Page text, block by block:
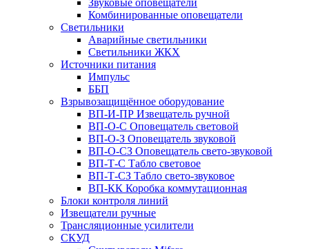
Звуковые оповещатели
Комбинированные оповещатели
Светильники
Аварийные светильники
Светильники ЖКХ
Источники питания
Импульс
ББП
Взрывозащищённое оборудование
ВП-И-ПР Извещатель ручной
ВП-О-С Оповещатель световой
ВП-О-З Оповещатель звуковой
ВП-О-СЗ Оповещатель свето-звуковой
ВП-Т-С Табло световое
ВП-Т-СЗ Табло свето-звуковое
ВП-КК Коробка коммутационная
Блоки контроля линий
Извещатели ручные
Трансляционные усилители
СКУД